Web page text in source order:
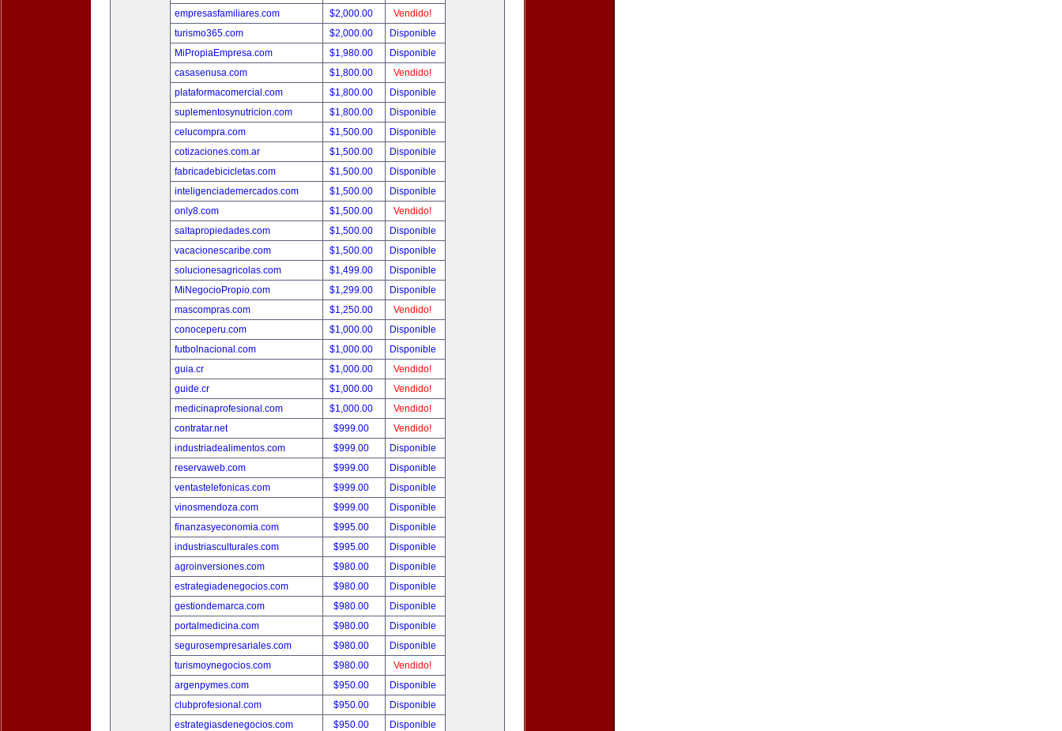
empresasfamiliares.com
$2,000.00
Vendido!
turismo365.com
$2,000.00
Disponible
MiPropiaEmpresa.com
$1,980.00
Disponible
casasenusa.com
$1,800.00
Vendido!
plataformacomercial.com
$1,800.00
Disponible
suplementosynutricion.com
$1,800.00
Disponible
celucompra.com
$1,500.00
Disponible
cotizaciones.com.ar
$1,500.00
Disponible
fabricadebicicletas.com
$1,500.00
Disponible
inteligenciademercados.com
$1,500.00
Disponible
only8.com
$1,500.00
Vendido!
saltapropiedades.com
$1,500.00
Disponible
vacacionescaribe.com
$1,500.00
Disponible
solucionesagricolas.com
$1,499.00
Disponible
MiNegocioPropio.com
$1,299.00
Disponible
mascompras.com
$1,250.00
Vendido!
conoceperu.com
$1,000.00
Disponible
futbolnacional.com
$1,000.00
Disponible
guia.cr
$1,000.00
Vendido!
guide.cr
$1,000.00
Vendido!
medicinaprofesional.com
$1,000.00
Vendido!
contratar.net
$999.00
Vendido!
industriadealimentos.com
$999.00
Disponible
reservaweb.com
$999.00
Disponible
ventastelefonicas.com
$999.00
Disponible
vinosmendoza.com
$999.00
Disponible
finanzasyeconomia.com
$995.00
Disponible
industriasculturales.com
$995.00
Disponible
agroinversiones.com
$980.00
Disponible
estrategiadenegocios.com
$980.00
Disponible
gestiondemarca.com
$980.00
Disponible
portalmedicina.com
$980.00
Disponible
segurosempresariales.com
$980.00
Disponible
turismoynegocios.com
$980.00
Vendido!
argenpymes.com
$950.00
Disponible
clubprofesional.com
$950.00
Disponible
estrategiasdenegocios.com
$950.00
Disponible